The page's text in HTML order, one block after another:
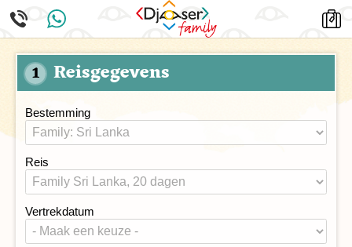
1 Reisgegevens
Bestemming
Reis
Vertrekdatum